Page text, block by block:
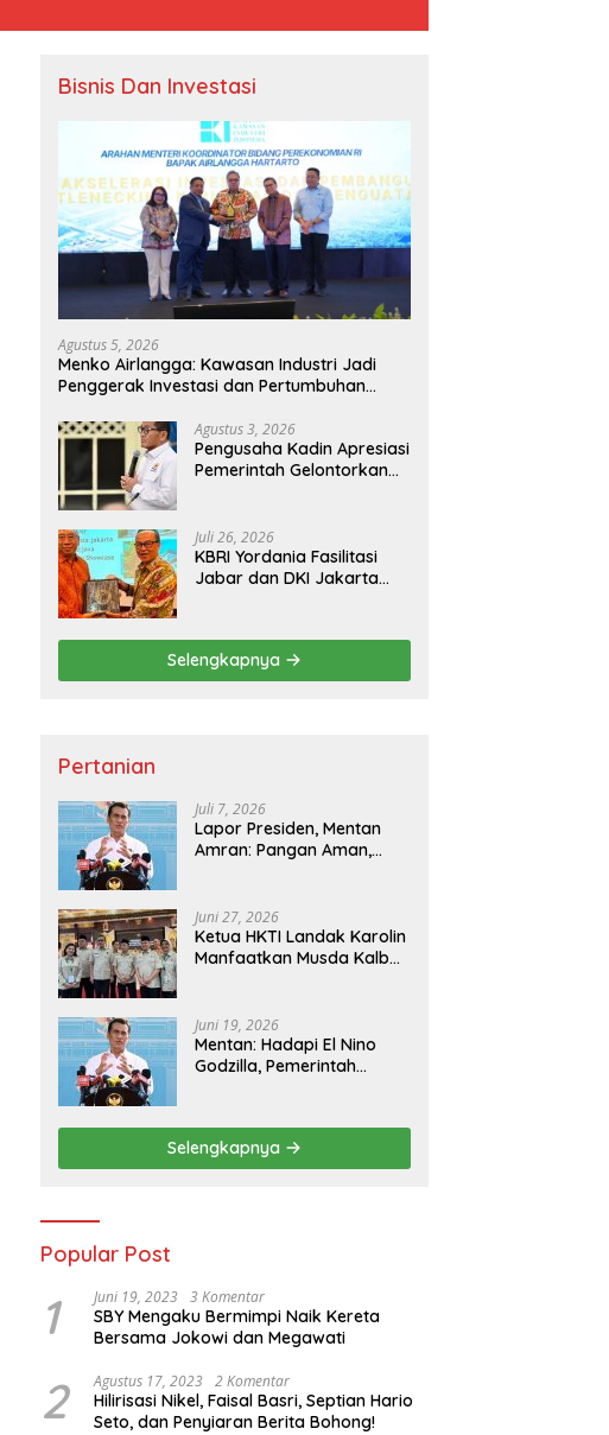
Bisnis Dan Investasi
Agustus 5, 2026
Menko Airlangga: Kawasan Industri Jadi
Penggerak Investasi dan Pertumbuhan
Agustus 3, 2026
Pengusaha Kadin Apresiasi
Pemerintah Gelontorkan
Juli 26, 2026
KBRI Yordania Fasilitasi
Jabar dan DKI Jakarta
Internasional
Selengkapnya
Pertanian
Juli 7, 2026
Lapor Presiden, Mentan
Amran: Pangan Aman,
Juni 27, 2026
Ketua HKTI Landak Karolin
Manfaatkan Musda Kalbar
Juni 19, 2026
Mentan: Hadapi El Nino
Godzilla, Pemerintah
Infrastruktur Pertanian
Nasional
Selengkapnya
Popular Post
1 Juni 19, 2023 3 Komentar
SBY Mengaku Bermimpi Naik Kereta
Bersama Jokowi dan Megawati
2 Agustus 17, 2023 2 Komentar
Hilirisasi Nikel, Faisal Basri, Septian Hario
Seto, dan Penyiaran Berita Bohong!